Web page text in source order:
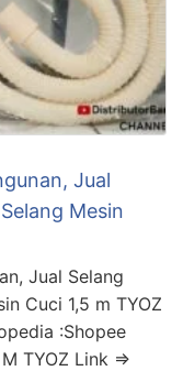
Jual
Mesin
Jual Selang
Cuci 1,5 m TYOZ
:Shopee
TYOZ Link =>